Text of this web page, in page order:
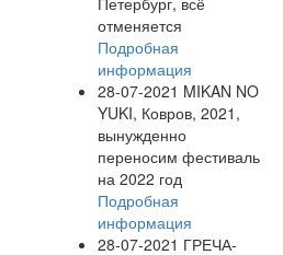
отменяется
Подробная
информация
28-07-2021 MIKAN NO
YUKI, Ковров, 2021,
вынужденно
переносим фестиваль
на 2022 год
Подробная
информация
28-07-2021 ГРЕЧА-